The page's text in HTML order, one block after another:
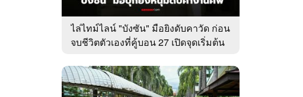
ไล่ไทม์ไลน์ "บังซัน" มือยิงดับคาวัด ก่อน
จบชีวิตตัวเองที่คู้บอน 27 เปิดจุดเริ่มต้น